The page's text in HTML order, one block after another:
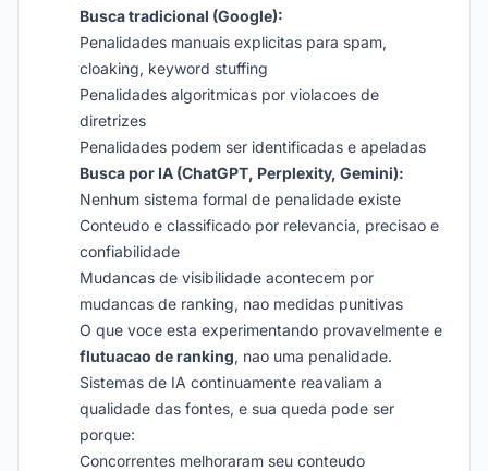
Busca tradicional (Google):
Penalidades manuais explicitas para spam,
cloaking, keyword stuffing
Penalidades algoritmicas por violacoes de
diretrizes
Penalidades podem ser identificadas e apeladas
Busca por IA (ChatGPT, Perplexity, Gemini):
Nenhum sistema formal de penalidade existe
Conteudo e classificado por relevancia, precisao e
confiabilidade
Mudancas de visibilidade acontecem por
mudancas de ranking, nao medidas punitivas
O que voce esta experimentando provavelmente e
flutuacao de ranking, nao uma penalidade.
Sistemas de IA continuamente reavaliam a
qualidade das fontes, e sua queda pode ser
porque:
Concorrentes melhoraram seu conteudo